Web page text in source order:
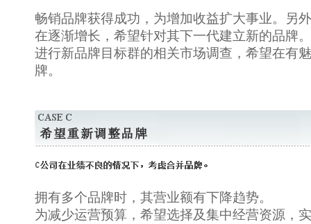
畅销品牌获得成功，为增加收益扩大事业。另
在逐渐增长，希望针对其下一代建立新的品牌。
进行新品牌目标群的相关市场调查，希望在有
牌。
拥有多个品牌时，其营业额有下降趋势。
为减少运营预算，希望选择及集中经营资源，